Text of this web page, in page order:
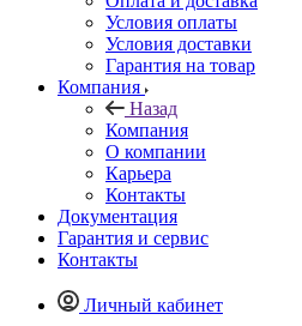
Условия оплаты
Условия доставки
Гарантия на товар
Компания
Назад
Компания
О компании
Карьера
Контакты
Документация
Гарантия и сервис
Контакты
Личный кабинет